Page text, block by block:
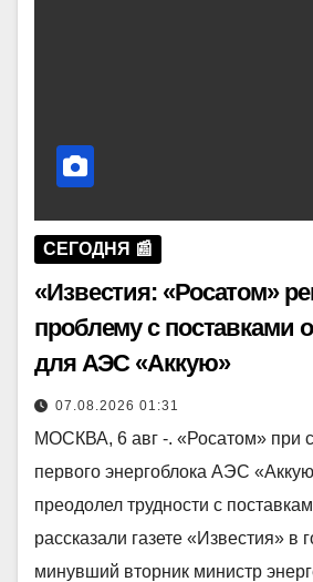
СЕГОДНЯ 📰
«Известия: «Росатом»
проблему с поставками
для АЭС «Аккую»
07.08.2026 01:31
МОСКВА, 6 авг -. «Росатом» при
первого энергоблока АЭС
преодолел трудности с
рассказали газете «Известия» в
минувший вторник министр